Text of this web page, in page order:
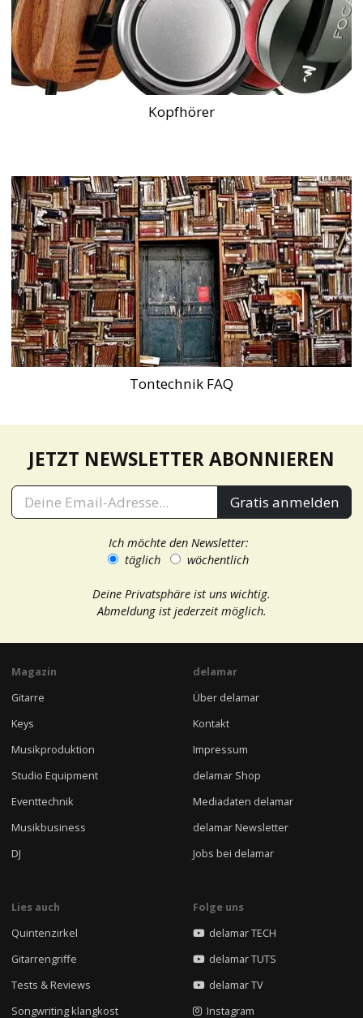
Kopfhörer
Tontechnik FAQ
JETZT NEWSLETTER ABONNIEREN
Gratis anmelden
Ich möchte den Newsletter:
täglich
wöchentlich
Deine Privatsphäre ist uns wichtig.
Abmeldung ist jederzeit möglich.
Magazin
Gitarre
Keys
Musikproduktion
Studio Equipment
Eventtechnik
Musikbusiness
DJ
delamar
Über delamar
Kontakt
Impressum
delamar Shop
Mediadaten delamar
delamar Newsletter
Jobs bei delamar
Lies auch
Quintenzirkel
Gitarrengriffe
Tests & Reviews
Songwriting klangkost
Folge uns
delamar TECH
delamar TUTS
delamar TV
Instagram